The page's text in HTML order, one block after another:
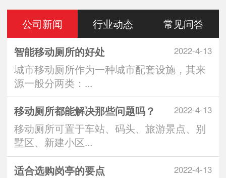
公司新闻 行业动态 常见问答
2022-4-13
智能移动厕所的好处
城市移动厕所作为一种城市配套设施，其来
源一般分两类：...
2022-4-13
移动厕所都能解决那些问题吗？
移动厕所可置于车站、码头、旅游景点、别
墅区、新建小区...
2022-4-13
适合选购岗亭的要点